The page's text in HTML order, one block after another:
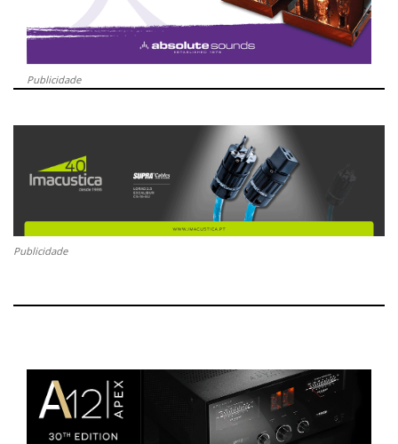
Publicidade
Publicidade